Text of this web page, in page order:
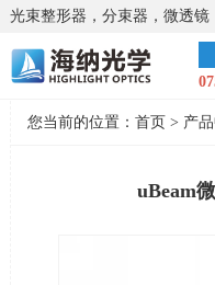
光束整形器，分束器，微透镜
太阳能模拟器，显微镜载物
晶体
您当前的位置： 首页 > 产
uBeam